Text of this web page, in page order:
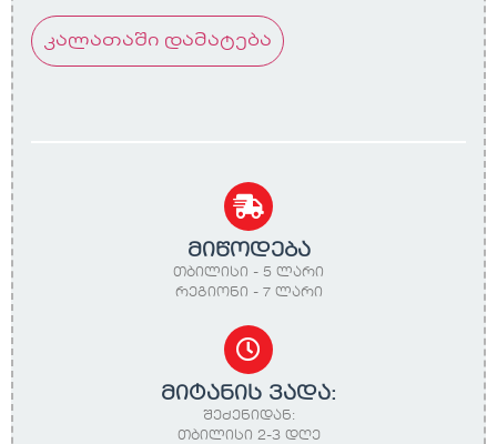
კალათაში დამატება
მიწოდება
თბილისი - 5 ლარი
რეგიონი - 7 ლარი
მიტანის ვადა:
შეძენიდან:
თბილისი 2-3 დღე